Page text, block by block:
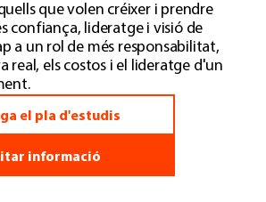
que volen créixer i prendre
confiança, lideratge i visió de
a un rol de més responsabilitat,
real, els costos i el lideratge d'un
el pla d'estudis
informació